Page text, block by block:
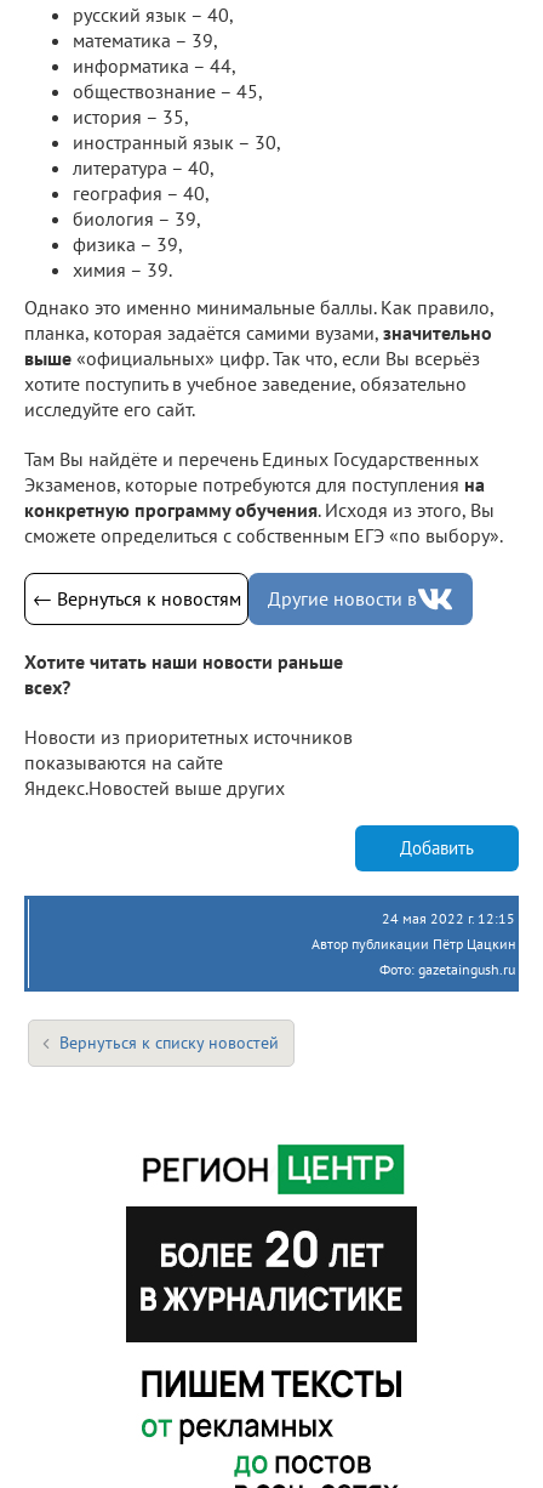
русский язык – 40,
математика – 39,
информатика – 44,
обществознание – 45,
история – 35,
иностранный язык – 30,
литература – 40,
география – 40,
биология – 39,
физика – 39,
химия – 39.
Однако это именно минимальные баллы. Как правило,
планка, которая задаётся самими вузами, значительно
выше «официальных» цифр. Так что, если Вы всерьёз
хотите поступить в учебное заведение, обязательно
исследуйте его сайт.
Там Вы найдёте и перечень Единых Государственных
Экзаменов, которые потребуются для поступления на
конкретную программу обучения. Исходя из этого, Вы
сможете определиться с собственным ЕГЭ «по выбору».
← Вернуться к новостям Другие новости в
Хотите читать наши новости раньше
всех?
Новости из приоритетных источников
показываются на сайте
Яндекс.Новостей выше других
Добавить
24 мая 2022 г. 12:15
Автор публикации Пётр Цацкин
Фото: gazetaingush.ru
Вернуться к списку новостей